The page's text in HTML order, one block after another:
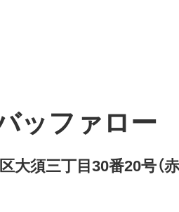
ッファロー
須三丁目30番20号（